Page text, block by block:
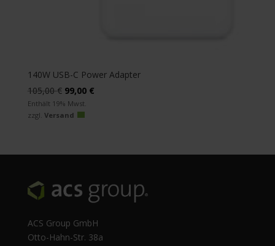
140W USB-C Power Adapter
105,00€ Ursprünglicher
Preis
war:
99,00 €Aktueller
Enthält 19% Mwst.
zzgl. Versand
ACS Group GmbH
Otto-Hahn-Str. 38a